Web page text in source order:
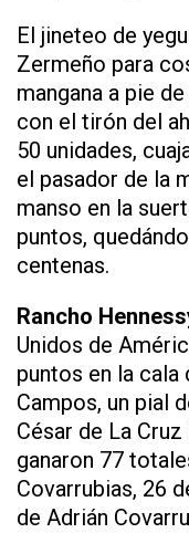
El jineteo de
Zermeño para
mangana a pie
con el tirón del
50 unidades,
el pasador de la
manso en la
puntos,
centenas.
Rancho
Unidos de
puntos en la
Campos, un pial
César de La
ganaron 77
Covarrubias, 26
de Adrián